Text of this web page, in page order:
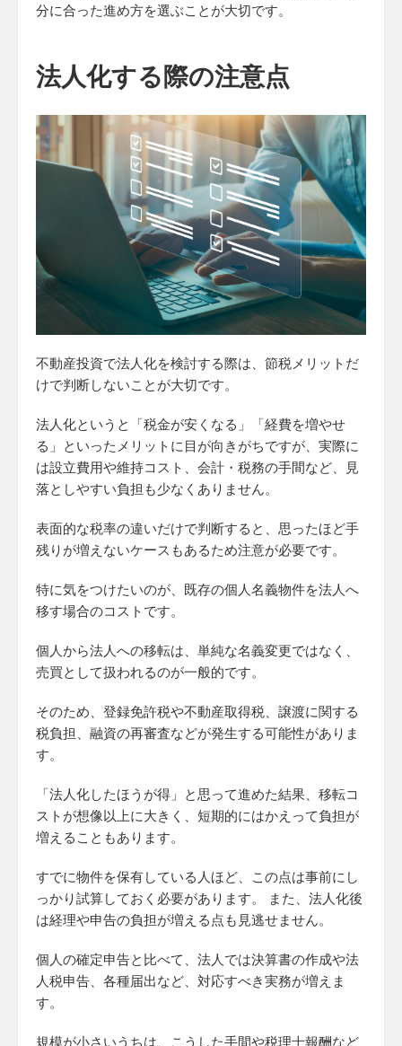
分に合った進め方を選ぶことが大切です。
法人化する際の注意点
不動産投資で法人化を検討する際は、節税メリットだ
けで判断しないことが大切です。
法人化というと「税金が安くなる」「経費を増やせ
る」といったメリットに目が向きがちですが、実際に
は設立費用や維持コスト、会計・税務の手間など、見
落としやすい負担も少なくありません。
表面的な税率の違いだけで判断すると、思ったほど手
残りが増えないケースもあるため注意が必要です。
特に気をつけたいのが、既存の個人名義物件を法人へ
移す場合のコストです。
個人から法人への移転は、単純な名義変更ではなく、
売買として扱われるのが一般的です。
そのため、登録免許税や不動産取得税、譲渡に関する
税負担、融資の再審査などが発生する可能性がありま
す。
「法人化したほうが得」と思って進めた結果、移転コ
ストが想像以上に大きく、短期的にはかえって負担が
増えることもあります。
すでに物件を保有している人ほど、この点は事前にし
っかり試算しておく必要があります。 また、法人化後
は経理や申告の負担が増える点も見逃せません。
個人の確定申告と比べて、法人では決算書の作成や法
人税申告、各種届出など、対応すべき実務が増えま
す。
規模が小さいうちは、こうした手間や税理士報酬など